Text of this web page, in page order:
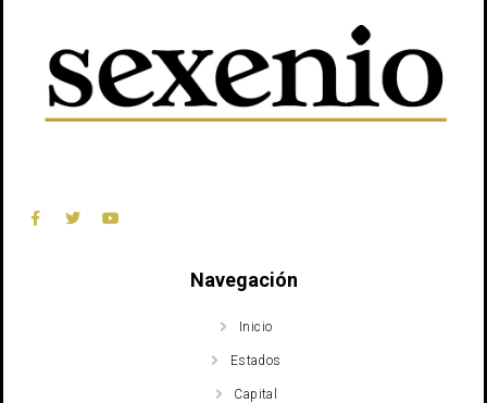
Navegación
Inicio
Estados
Capital